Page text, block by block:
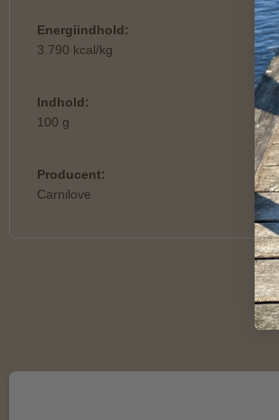
Energiindhold:
3.790 kcal/kg
Indhold:
100 g
Producent:
Carnilove